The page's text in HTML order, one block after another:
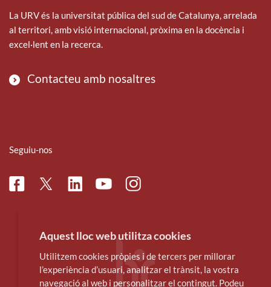
La URV és la universitat pública del sud de Catalunya, arrelada
al territori, amb visió internacional, pròxima en la docència i
excel·lent en la recerca.
Contacteu amb nosaltres
Seguiu-nos
FacebookTwitterLinkedinYoutubeInstagram
Aquest lloc web utilitza cookies
Utilitzem cookies pròpies i de tercers per millorar
l’experiència d’usuari, analitzar el trànsit, la vostra
navegació al web i personalitzar el contingut. Podeu